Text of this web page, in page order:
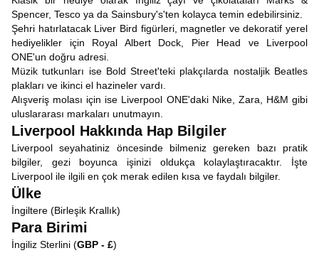
Spencer, Tesco ya da Sainsbury's'ten kolayca temin edebilirsiniz.
Şehri hatırlatacak Liver Bird figürleri, magnetler ve dekoratif yerel
hediyelikler için Royal Albert Dock, Pier Head ve Liverpool
ONE'un doğru adresi.
Müzik tutkunları ise Bold Street'teki plakçılarda nostaljik Beatles
plakları ve ikinci el hazineler vardı.
Alışveriş molası için ise Liverpool ONE'daki Nike, Zara, H&M gibi
uluslararası markaları unutmayın.
Liverpool Hakkında Hap Bilgiler
Liverpool seyahatiniz öncesinde bilmeniz gereken bazı pratik
bilgiler, gezi boyunca işinizi oldukça kolaylaştıracaktır. İşte
Liverpool ile ilgili en çok merak edilen kısa ve faydalı bilgiler.
Ülke
İngiltere (Birleşik Krallık)
Para Birimi
İngiliz Sterlini (GBP - £)